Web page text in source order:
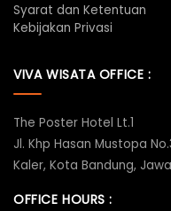
Syarat dan Ketentuan
Kebijakan Privasi
VIVA WISATA OFFICE :
The Poster Hotel Lt.1
Jl. Khp Hasan Mustopa
Kaler, Kota Bandung,
OFFICE HOURS :